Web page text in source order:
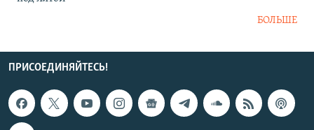
БОЛЬШЕ
ПРИСОЕДИНЯЙТЕСЬ!